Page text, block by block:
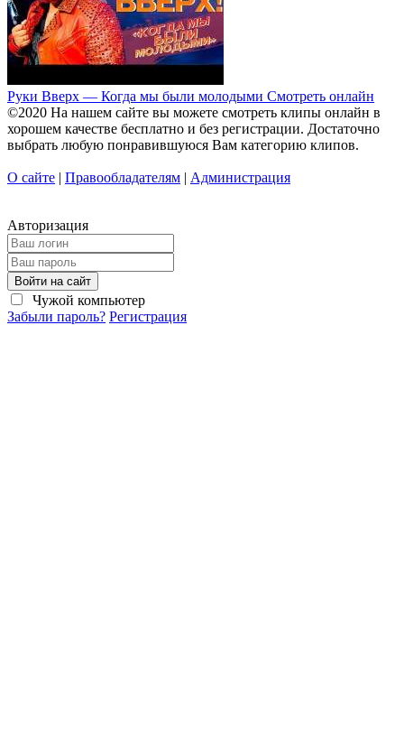
Руки Вверх — Когда мы были молодыми Смотреть онлайн
©2020 На нашем сайте вы можете смотреть клипы онлайн в
хорошем качестве бесплатно и без регистрации. Достаточно
выбрать любую понравившуюся Вам категорию клипов.
О сайте | Правообладателям | Администрация
Авторизация
Войти на сайт
Чужой компьютер
Забыли пароль? Регистрация